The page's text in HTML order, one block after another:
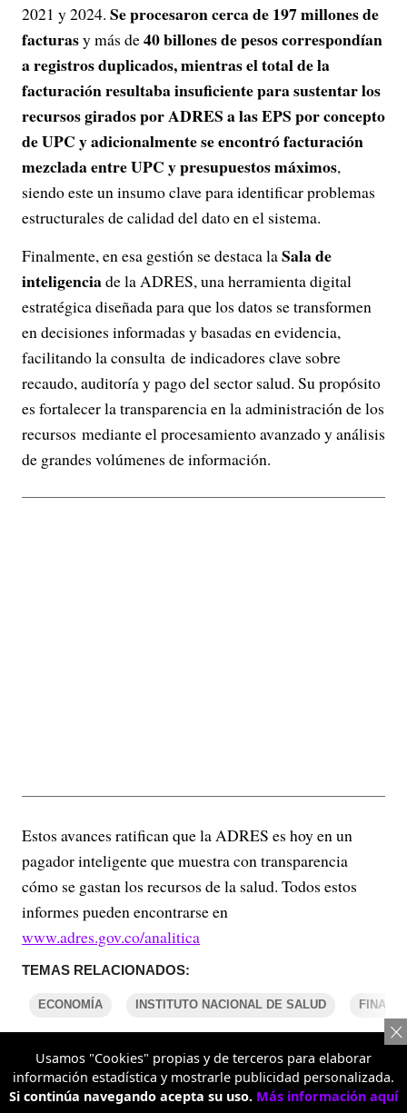
2021 y 2024. Se procesaron cerca de 197 millones de
facturasy más de40 billones de pesos correspondían
a registros duplicados, mientras el total de la
facturación resultaba insuficiente para sustentar los
recursos girados por ADRES a las EPS por concepto
de UPC y adicionalmente se encontró facturación
mezclada entre UPC y presupuestos máximos,
siendo este un insumo clave para identificar problemas
estructurales de calidad del dato en el sistema.
Finalmente, en esa gestión se destaca laSala de
inteligenciade la ADRES, una herramienta digital
estratégica diseñada para que los datos se transformen
en decisiones informadas y basadas en evidencia,
facilitando la consulta de indicadores clave sobre
recaudo, auditoría y pago del sector salud. Su propósito
es fortalecer la transparencia en la administración de los
recursos mediante el procesamiento avanzado y análisis
de grandes volúmenes de información.
Estos avances ratifican que la ADRES es hoy en un
pagador inteligente que muestra con transparencia
cómo se gastan los recursos de la salud. Todos estos
informes pueden encontrarse en
www.adres.gov.co/analitica
TEMAS RELACIONADOS:
ECONOMÍA INSTITUTO NACIONAL DE SALUD
COMENTARIOS
Usamos "Cookies" propias y de terceros para elaborar
información estadística y mostrarle publicidad personalizada.
Si continúa navegando acepta su uso. Más información aquí